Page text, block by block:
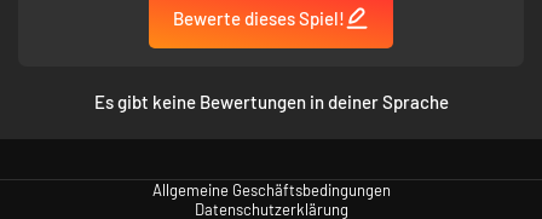
diesem Gebiet eine Sommerresidenz besaß. Die Familie arbeitete mit den
ansässigen Behörden zusammen und begann, Rennsport-Events zu
Bewerte dieses Spiel!
Es gibt keine Bewertungen in deiner Sprache
Allgemeine Geschäftsbedingungen
Datenschutzerklärung